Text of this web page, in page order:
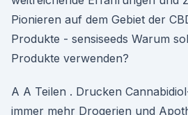
Pionieren auf dem Gebiet der
Produkte - sensiseeds Warum
Produkte verwenden?
A A Teilen . Drucken
immer mehr Drogerien und